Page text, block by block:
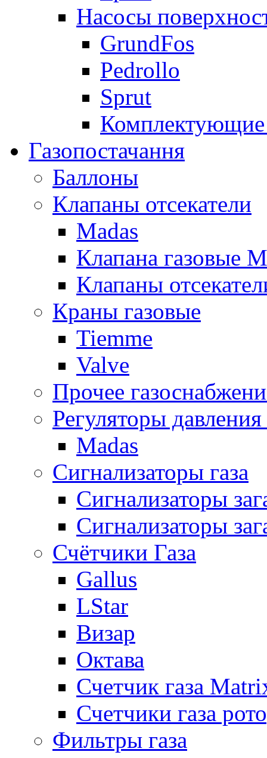
Насосы
GrundFos
Pedrollo
Sprut
Комплектующие
Газопостачання
Баллоны
Клапаны отсекатели
Madas
Клапана газовые
Клапаны
Краны газовые
Tiemme
Valve
Прочее
Регуляторы давления
Madas
Сигнализаторы газа
Сигнализаторы
Сигнализаторы
Счётчики Газа
Gallus
LStar
Визар
Октава
Счетчик газа
Счетчики газа
Фильтры газа